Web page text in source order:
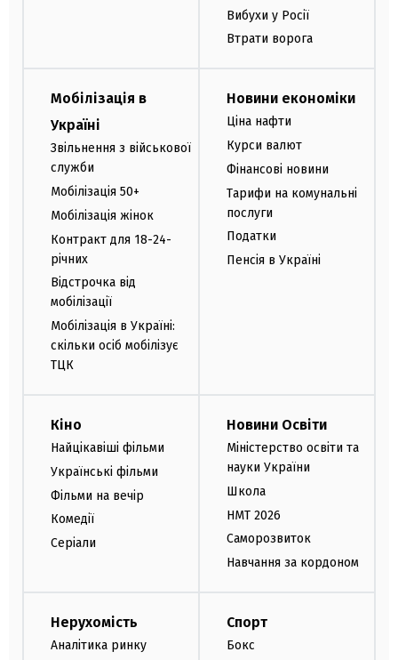
Вибухи у Росії
Втрати ворога
Мобілізація в
Україні
Звільнення з військової
служби
Мобілізація 50+
Мобілізація жінок
Контракт для 18-24-
річних
Відстрочка від
мобілізації
Мобілізація в Україні:
скільки осіб мобілізує
ТЦК
Новини економіки
Ціна нафти
Курси валют
Фінансові новини
Тарифи на комунальні
послуги
Податки
Пенсія в Україні
Кіно
Найцікавіші фільми
Українські фільми
Фільми на вечір
Комедії
Серіали
Новини Освіти
Міністерство освіти та
науки України
Школа
НМТ 2026
Саморозвиток
Навчання за кордоном
Нерухомість
Аналітика ринку
Спорт
Бокс